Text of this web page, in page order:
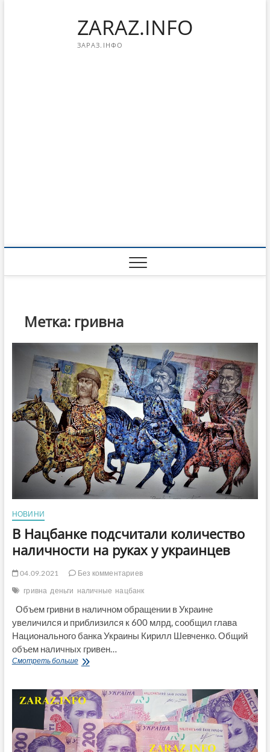
ZARAZ.INFO
ЗАРАЗ.ІНФО
Метка: гривна
НОВИНИ
В Нацбанке подсчитали количество
наличности на руках у украинцев
04.09.2021
Без комментариев
гривна деньги наличные нацбанк
Объем гривни в наличном обращении в Украине
увеличился и приблизился к 600 млрд, сообщил глава
Национального банка Украины Кирилл Шевченко. Общий
объем наличных гривен…
Смотреть большеВ
количество
наличности
на
руках
у
украинцев